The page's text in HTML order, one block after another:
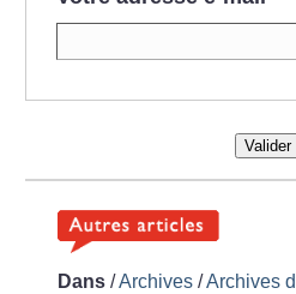
Valider
Dans /Archives /Archives